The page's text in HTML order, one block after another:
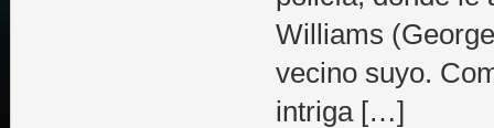
Williams
vecino suyo.
intriga […]